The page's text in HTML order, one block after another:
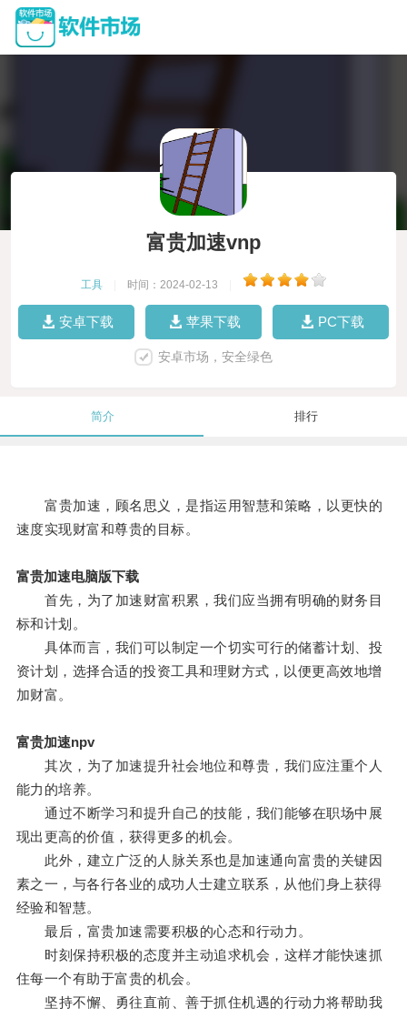
富贵加速vnp
工具 时间：2024-02-13
安卓下载 苹果下载 PC下载
安卓市场，安全绿色
简介 排行
富贵加速，顾名思义，是指运用智慧和策略，以更快的
速度实现财富和尊贵的目标。
富贵加速电脑版下载
首先，为了加速财富积累，我们应当拥有明确的财务目
标和计划。
具体而言，我们可以制定一个切实可行的储蓄计划、投
资计划，选择合适的投资工具和理财方式，以便更高效地增
加财富。
富贵加速npv
其次，为了加速提升社会地位和尊贵，我们应注重个人
能力的培养。
通过不断学习和提升自己的技能，我们能够在职场中展
现出更高的价值，获得更多的机会。
此外，建立广泛的人脉关系也是加速通向富贵的关键因
素之一，与各行各业的成功人士建立联系，从他们身上获得
经验和智慧。
最后，富贵加速需要积极的心态和行动力。
时刻保持积极的态度并主动追求机会，这样才能快速抓
住每一个有助于富贵的机会。
坚持不懈、勇往直前、善于抓住机遇的行动力将帮助我